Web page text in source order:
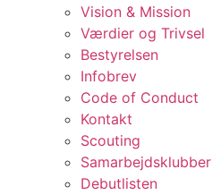
Vision & Mission
Værdier og Trivsel
Bestyrelsen
Infobrev
Code of Conduct
Kontakt
Scouting
Samarbejdsklubber
Debutlisten